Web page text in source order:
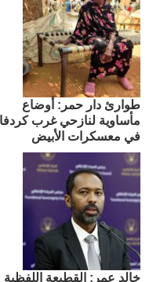
طوارئ دار حمر: أوضاع
مأساوية لنازحي غرب
في معسكرات الأبيض
​خالد عمر: القطيعة اللفظية